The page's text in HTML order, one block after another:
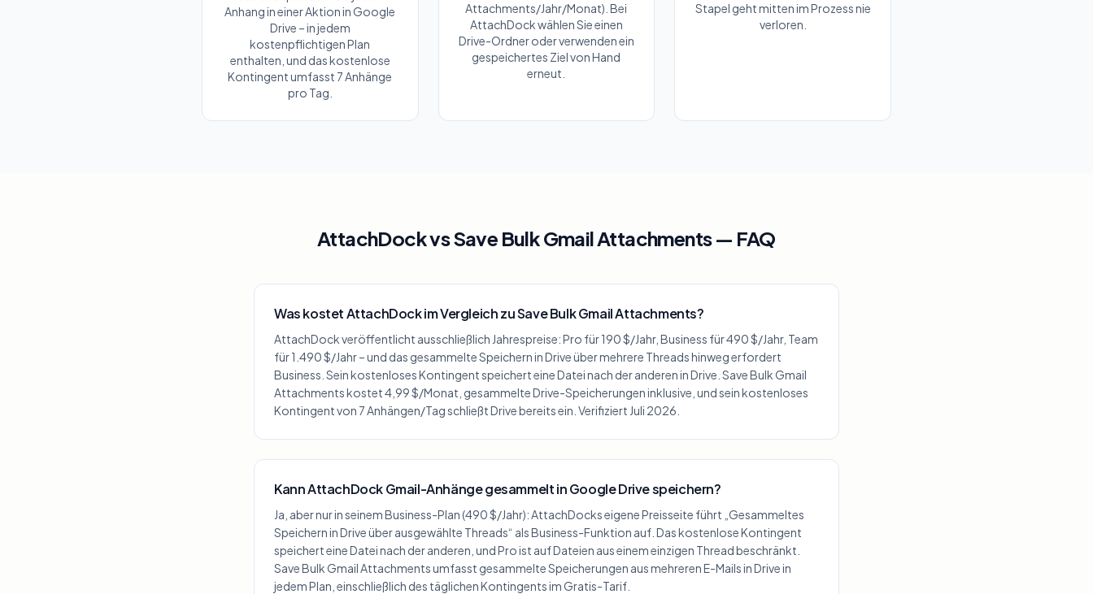
Anhang in einer Aktion in Google
Drive – in jedem
kostenpflichtigen Plan
enthalten, und das kostenlose
Kontingent umfasst 7 Anhänge
pro Tag.
Attachments/Jahr/Monat). Bei
AttachDock wählen Sie einen
Drive-Ordner oder verwenden ein
gespeichertes Ziel von Hand
erneut.
Stapel geht mitten im Prozess nie
verloren.
AttachDock vs Save Bulk Gmail Attachments — FAQ
Was kostet AttachDock im Vergleich zu Save Bulk Gmail Attachments?
AttachDock veröffentlicht ausschließlich Jahrespreise: Pro für 190 $/Jahr, Business für 490 $/Jahr, Team
für 1.490 $/Jahr – und das gesammelte Speichern in Drive über mehrere Threads hinweg erfordert
Business. Sein kostenloses Kontingent speichert eine Datei nach der anderen in Drive. Save Bulk Gmail
Attachments kostet 4,99 $/Monat, gesammelte Drive-Speicherungen inklusive, und sein kostenloses
Kontingent von 7 Anhängen/Tag schließt Drive bereits ein. Verifiziert Juli 2026.
Kann AttachDock Gmail-Anhänge gesammelt in Google Drive speichern?
Ja, aber nur in seinem Business-Plan (490 $/Jahr): AttachDocks eigene Preisseite führt „Gesammeltes
Speichern in Drive über ausgewählte Threads“ als Business-Funktion auf. Das kostenlose Kontingent
speichert eine Datei nach der anderen, und Pro ist auf Dateien aus einem einzigen Thread beschränkt.
Save Bulk Gmail Attachments umfasst gesammelte Speicherungen aus mehreren E-Mails in Drive in
jedem Plan, einschließlich des täglichen Kontingents im Gratis-Tarif.